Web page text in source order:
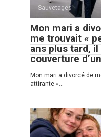
Sauvetages
Mon mari a
me trouvait «
ans plus tard, il
couverture
Mon mari a divorcé de
attirante »…